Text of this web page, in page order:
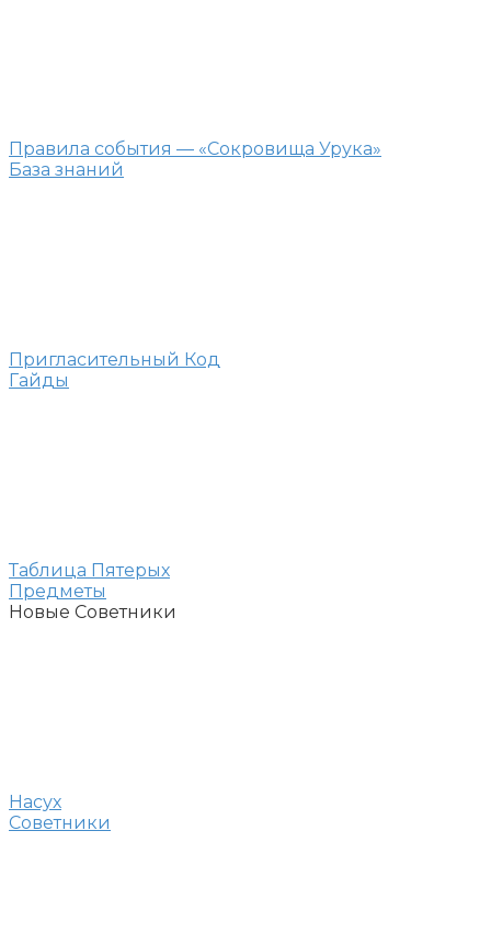
Правила события — «Сокровища Урука»
База знаний
Пригласительный Код
Гайды
Таблица Пятерых
Предметы
Новые Советники
Насух
Советники